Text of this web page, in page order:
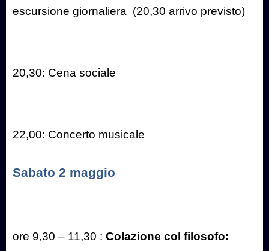
escursione giornaliera (20,30 arrivo previsto)
20,30: Cena sociale
22,00: Concerto musicale
Sabato 2 maggio
ore 9,30 – 11,30 : Colazione col filosofo: